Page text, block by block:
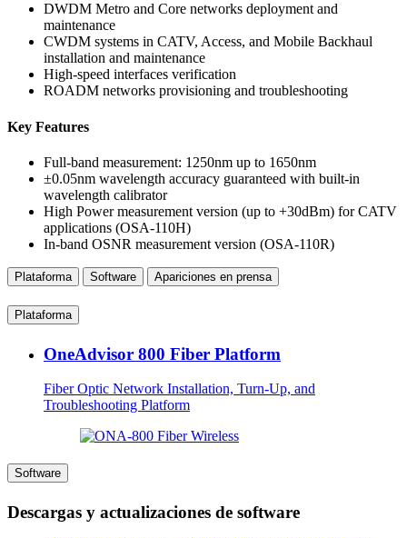
DWDM Metro and Core networks deployment and
maintenance
CWDM systems in CATV, Access, and Mobile Backhaul
installation and maintenance
High-speed interfaces verification
ROADM networks provisioning and troubleshooting
Key Features
Full-band measurement: 1250nm up to 1650nm
±0.05nm wavelength accuracy guaranteed with built-in
wavelength calibrator
High Power measurement version (up to +30dBm) for CATV
applications (OSA-110H)
In-band OSNR measurement version (OSA-110R)
Plataforma Software Apariciones en prensa
Plataforma
OneAdvisor 800 Fiber Platform
Fiber Optic Network Installation, Turn-Up, and
Troubleshooting Platform
Software
Descargas y actualizaciones de software